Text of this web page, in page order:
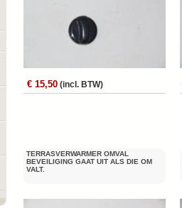
€ 15,50 (incl. BTW)
TERRASVERWARMER OMVAL
BEVEILIGING GAAT UIT ALS DIE OM
VALT.